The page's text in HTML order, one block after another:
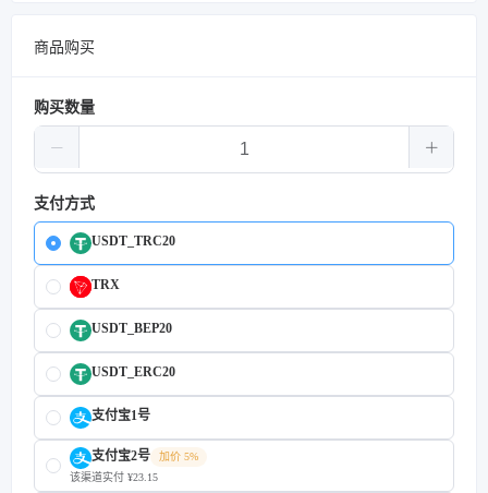
商品购买
购买数量
支付方式
USDT_TRC20
TRX
USDT_BEP20
USDT_ERC20
支付宝1号
支付宝2号
加价 5%
该渠道实付 ¥23.15